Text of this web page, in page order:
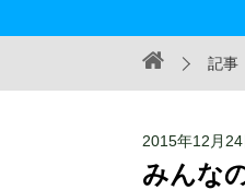
記事
2015年12月24
みんな